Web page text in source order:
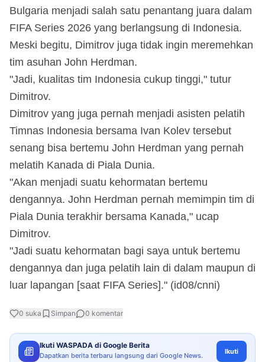
Bulgaria menjadi salah satu penantang juara dalam
FIFA Series 2026 yang berlangsung di Indonesia.
Meski begitu, Dimitrov juga tidak ingin meremehkan
tim asuhan John Herdman.
"Jadi, kualitas tim Indonesia cukup tinggi," tutur
Dimitrov.
Dimitrov yang juga pernah menjadi asisten pelatih
Timnas Indonesia bersama Ivan Kolev tersebut
senang bisa bertemu John Herdman yang pernah
melatih Kanada di Piala Dunia.
"Akan menjadi suatu kehormatan bertemu
dengannya. John Herdman pernah memimpin tim di
Piala Dunia terakhir bersama Kanada," ucap
Dimitrov.
"Jadi suatu kehormatan bagi saya untuk bertemu
dengannya dan juga pelatih lain di dalam maupun di
luar lapangan [saat FIFA Series]." (id08/cnni)
0 suka Simpan 0 komentar
Ikuti WASPADA di Google Berita
Dapatkan berita terbaru langsung dari Google News. Ikuti